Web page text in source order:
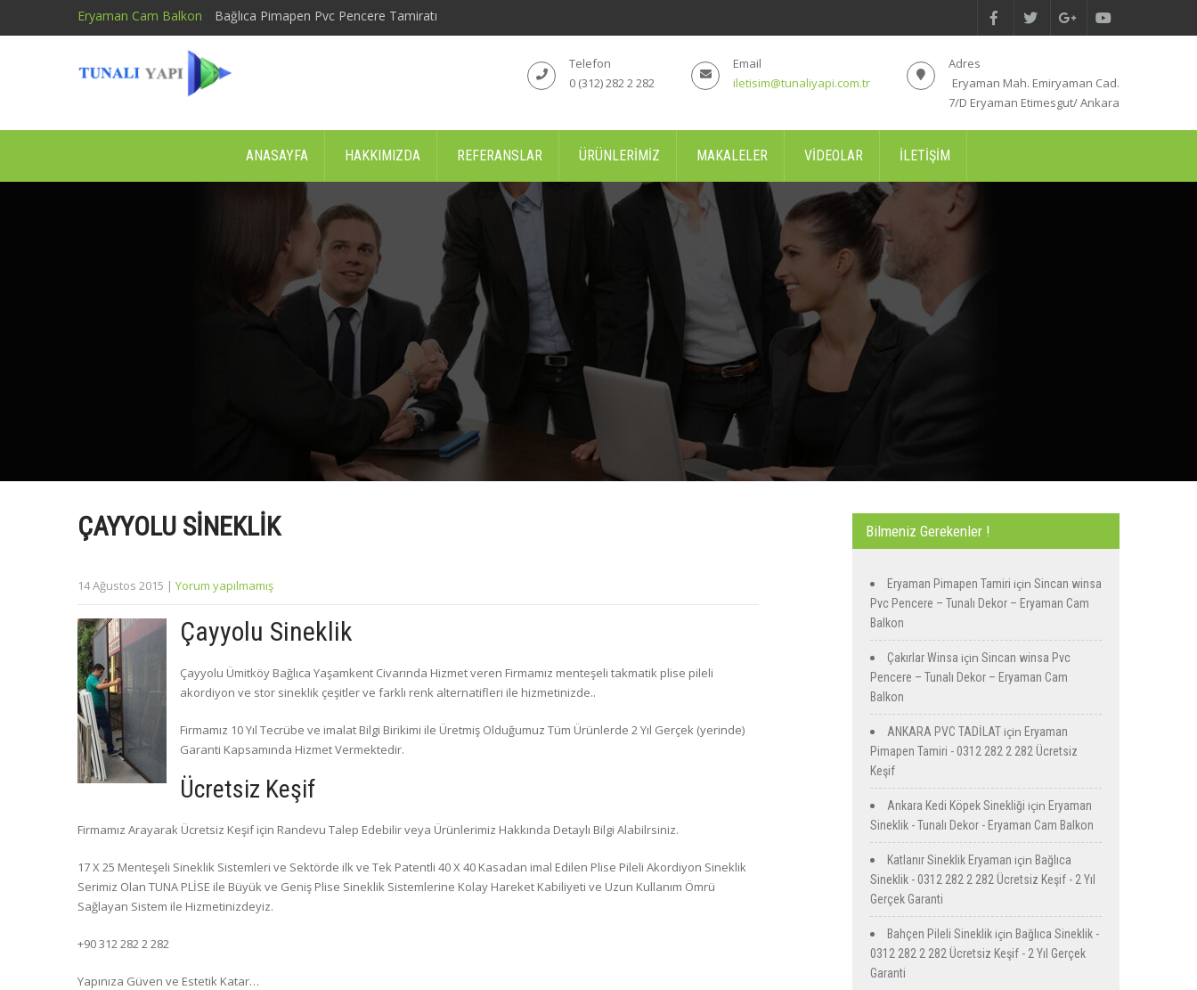
Eryaman Cam Balkon Bağlıca Pimapen Pvc Pencere Tamiratı
Adres
Eryaman Mah. Emiryaman Cad.
7/D Eryaman Etimesgut/ Ankara
Email
iletisim@tunaliyapi.com.tr
Telefon
0 (312) 282 2 282
ANASAYFA HAKKIMIZDA REFERANSLAR ÜRÜNLERIMIZ MAKALELER VIDEOLAR İLETIŞIM
ÇAYYOLU SINEKLIK
14 Ağustos 2015 | Yorum yapılmamış
Çayyolu Sineklik
Çayyolu Ümitköy Bağlıca Yaşamkent Civarında Hizmet veren Firmamız menteşeli takmatik plise pileli
akordiyon ve stor sineklik çeşitler ve farklı renk alternatifleri ile hizmetinizde..
Firmamız 10 Yıl Tecrübe ve imalat Bilgi Birikimi ile Üretmiş Olduğumuz Tüm Ürünlerde 2 Yıl Gerçek (yerinde)
Garanti Kapsamında Hizmet Vermektedir.
Ücretsiz Keşif
Firmamız Arayarak Ücretsiz Keşif için Randevu Talep Edebilir veya Ürünlerimiz Hakkında Detaylı Bilgi Alabilrsiniz.
17 X 25 Menteşeli Sineklik Sistemleri ve Sektörde ilk ve Tek Patentli 40 X 40 Kasadan imal Edilen Plise Pileli Akordiyon Sineklik
Serimiz Olan TUNA PLİSE ile Büyük ve Geniş Plise Sineklik Sistemlerine Kolay Hareket Kabiliyeti ve Uzun Kullanım Ömrü
Sağlayan Sistem ile Hizmetinizdeyiz.
+90 312 282 2 282
Yapınıza Güven ve Estetik Katar…
Bilmeniz Gerekenler !
Eryaman Pimapen Tamiri için Sincan winsa
Pvc Pencere – Tunalı Dekor – Eryaman Cam
Balkon
Çakırlar Winsa için Sincan winsa Pvc
Pencere – Tunalı Dekor – Eryaman Cam
Balkon
ANKARA PVC TADİLAT için Eryaman
Pimapen Tamiri - 0312 282 2 282 Ücretsiz
Keşif
Ankara Kedi Köpek Sinekliği için Eryaman
Sineklik - Tunalı Dekor - Eryaman Cam Balkon
Katlanır Sineklik Eryaman için Bağlıca
Sineklik - 0312 282 2 282 Ücretsiz Keşif - 2 Yıl
Gerçek Garanti
Bahçen Pileli Sineklik için Bağlıca Sineklik -
0312 282 2 282 Ücretsiz Keşif - 2 Yıl Gerçek
Garanti